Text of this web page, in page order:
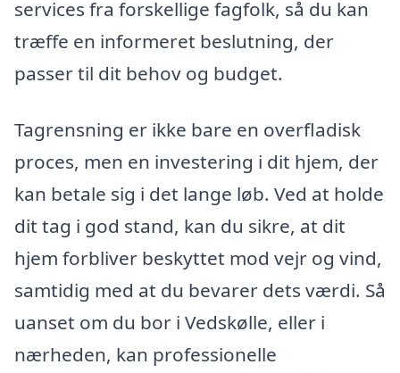
services fra forskellige fagfolk, så du kan
træffe en informeret beslutning, der
passer til dit behov og budget.
Tagrensning er ikke bare en overfladisk
proces, men en investering i dit hjem, der
kan betale sig i det lange løb. Ved at holde
dit tag i god stand, kan du sikre, at dit
hjem forbliver beskyttet mod vejr og vind,
samtidig med at du bevarer dets værdi. Så
uanset om du bor i Vedskølle, eller i
nærheden, kan professionelle